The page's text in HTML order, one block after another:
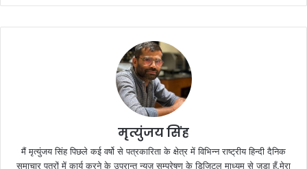
मृत्युंजय सिंह
मैं मृत्युंजय सिंह पिछले कई वर्षो से पत्रकारिता के क्षेत्र में विभिन्न राष्ट्रीय हिन्दी दैनिक
समाचार पत्रों में कार्य करने के उपरान्त न्यूज़ सम्प्रेषण के डिजिटल माध्यम से जुडा हूँ.मेरा